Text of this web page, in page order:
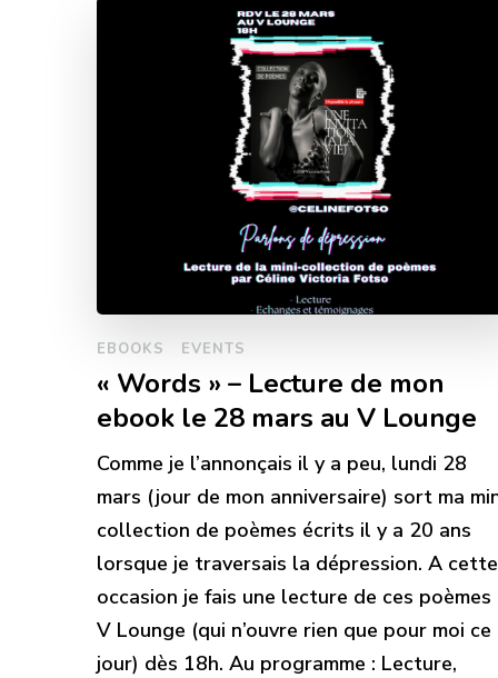
EBOOKS EVENTS
« Words » – Lecture de mon
ebook le 28 mars au V Lounge
Comme je l’annonçais il y a peu, lundi 28
mars (jour de mon anniversaire) sort ma
collection de poèmes écrits il y a 20 ans
lorsque je traversais la dépression. A cette
occasion je fais une lecture de ces poèmes
V Lounge (qui n’ouvre rien que pour moi ce
jour) dès 18h. Au programme : Lecture,